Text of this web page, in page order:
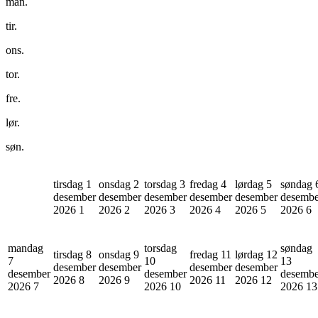
tir.
ons.
tor.
fre.
lør.
søn.
tirsdag 1
desember
2026 1
onsdag 2
desember
2026 2
torsdag 3
desember
2026 3
fredag 4
desember
2026 4
lørdag 5
desember
2026 5
søndag
2026 6
mandag
7
desember
2026 7
tirsdag 8
desember
2026 8
onsdag 9
desember
2026 9
torsdag
10
desember
2026 10
fredag 11
desember
2026 11
lørdag 12
desember
2026 12
søndag
13
2026 13